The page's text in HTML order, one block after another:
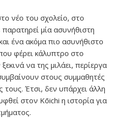
νέο του σχολείο, στο
μία ασυνήθιστη
ένα ακόμα πιο ασυνήθιστο
φέρει κάλυπτρο στο
να της μιλάει, περίεργα
στους συμμαθητές
τους. Έτσι, δεν υπάρχει άλλη
στον Kōichi η ιστορία για